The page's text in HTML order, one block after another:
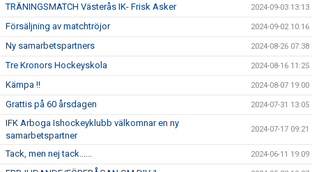
TRÄNINGSMATCH Västerås IK- Frisk Asker 2024-09-03 13:13
Försäljning av matchtröjor 2024-09-02 10:16
Ny samarbetspartners 2024-08-26 07:38
Tre Kronors Hockeyskola 2024-08-16 11:25
Kämpa !! 2024-08-07 19:00
Grattis på 60 årsdagen 2024-07-31 13:05
IFK Arboga Ishockeyklubb välkomnar en ny
samarbetspartner
2024-07-17 09:21
Tack, men nej tack...... 2024-06-11 19:09